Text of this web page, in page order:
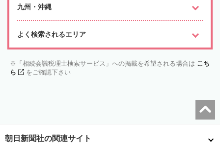
九州・沖縄
よく検索されるエリア
「相続会議税理士検索サービス」への掲載を希望される場合は こち
ら
をご確認下さい
朝日新聞社の関連サイト